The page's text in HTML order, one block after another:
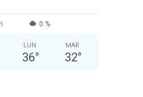
0 %
LUN
36°
MAR
32°